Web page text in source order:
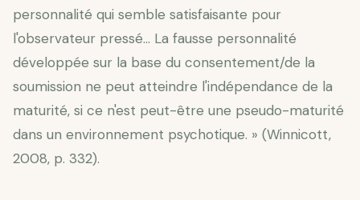
personnalité qui semble satisfaisante pour
l'observateur pressé… La fausse personnalité
développée sur la base du consentement/de la
soumission ne peut atteindre l'indépendance de la
maturité, si ce n'est peut-être une pseudo-maturité
dans un environnement psychotique. » (Winnicott,
2008, p. 332).